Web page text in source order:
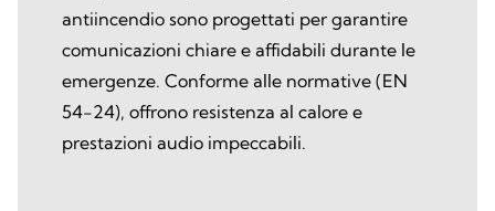
antiincendio sono progettati per garantire
comunicazioni chiare e affidabili durante le
emergenze. Conforme alle normative (EN
54-24), offrono resistenza al calore e
prestazioni audio impeccabili.